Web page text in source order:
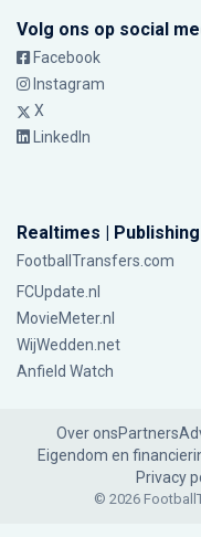
Volg ons op social
Facebook
Instagram
X
LinkedIn
Realtimes |
FootballTransfers.com
FCUpdate.nl
MovieMeter.nl
WijWedden.net
Anfield Watch
Over onsPartners
Eigendom en
Privacy
© 2026